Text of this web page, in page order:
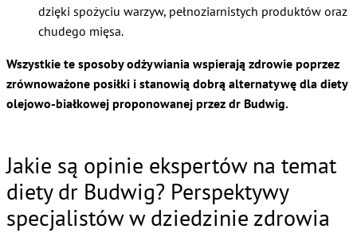
dzięki spożyciu warzyw, pełnoziarnistych produktów oraz
chudego mięsa.
Wszystkie te sposoby odżywiania wspierają zdrowie poprzez
zrównoważone posiłki i stanowią dobrą alternatywę dla diety
olejowo-białkowej proponowanej przez dr Budwig.
Jakie są opinie ekspertów na temat
diety dr Budwig? Perspektywy
specjalistów w dziedzinie zdrowia